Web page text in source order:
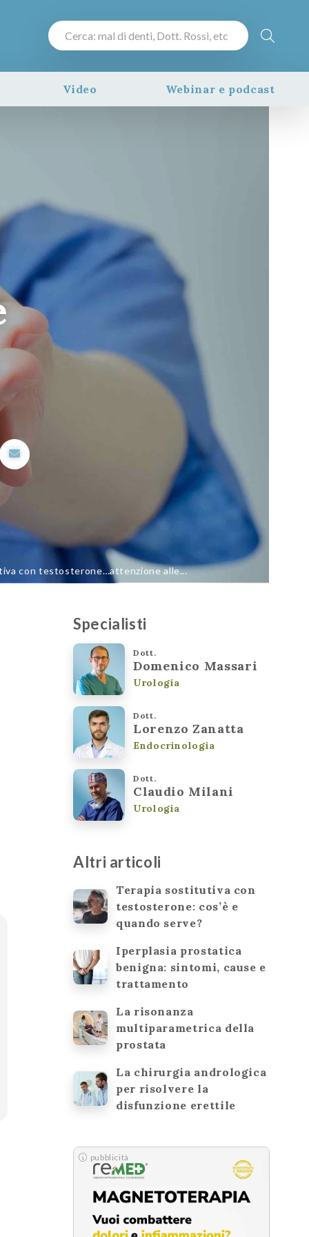
Video Webinar e podcast
con testosterone…attenzione alle...
Specialisti
Dott.
Domenico Massari
Urologia
Dott.
Lorenzo Zanatta
Endocrinologia
Dott.
Claudio Milani
Urologia
Altri articoli
Terapia sostitutiva con
testosterone: cos’è e
quando serve?
Iperplasia prostatica
benigna: sintomi, cause e
trattamento
La risonanza
multiparametrica della
prostata
La chirurgia andrologica
per risolvere la
disfunzione erettile
pubblicità